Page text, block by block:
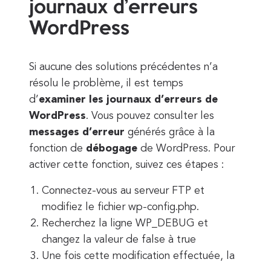
journaux d’erreurs
WordPress
Si aucune des solutions précédentes n’a
résolu le problème, il est temps
d’examiner les journaux d’erreurs de
WordPress. Vous pouvez consulter les
messages d’erreur générés grâce à la
fonction de débogage de WordPress. Pour
activer cette fonction, suivez ces étapes :
Connectez-vous au serveur FTP et
modifiez le fichier wp-config.php.
Recherchez la ligne WP_DEBUG et
changez la valeur de false à true
Une fois cette modification effectuée, la